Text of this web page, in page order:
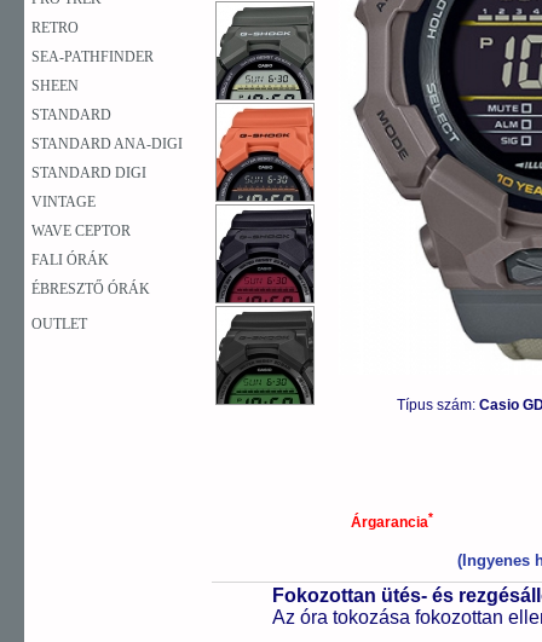
RETRO
SEA-PATHFINDER
SHEEN
STANDARD
STANDARD ANA-DIGI
STANDARD DIGI
VINTAGE
WAVE CEPTOR
FALI ÓRÁK
ÉBRESZTŐ ÓRÁK
OUTLET
Típus szám: Casio
Árgarancia*
(Ingyenes
Fokozottan ütés- és
Az óra tokozása fokozottan